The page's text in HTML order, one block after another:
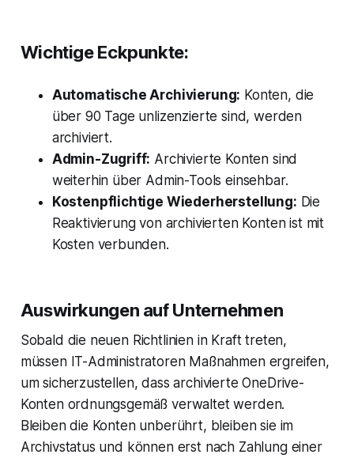
Wichtige Eckpunkte:
Automatische Archivierung: Konten, die
über 90 Tage unlizenzierte sind, werden
archiviert.
Admin-Zugriff: Archivierte Konten sind
weiterhin über Admin-Tools einsehbar.
Kostenpflichtige Wiederherstellung: Die
Reaktivierung von archivierten Konten ist mit
Kosten verbunden.
Auswirkungen auf Unternehmen
Sobald die neuen Richtlinien in Kraft treten,
müssen IT-Administratoren Maßnahmen ergreifen,
um sicherzustellen, dass archivierte OneDrive-
Konten ordnungsgemäß verwaltet werden.
Bleiben die Konten unberührt, bleiben sie im
Archivstatus und können erst nach Zahlung einer